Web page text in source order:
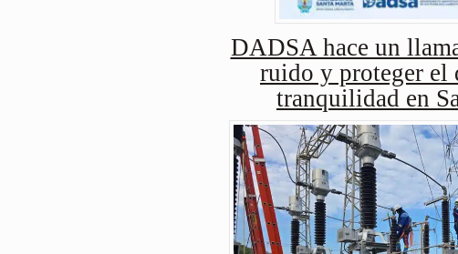
DADSA hace un
ruido y proteger el
tranquilidad en